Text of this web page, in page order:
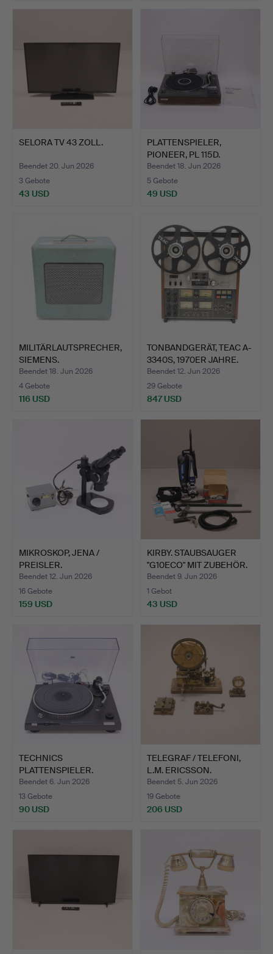
SELORA TV 43 ZOLL.
Beendet 20. Jun 2026
3 Gebote
43 USD
PLATTENSPIELER,
PIONEER, PL 115D.
Beendet 18. Jun 2026
5 Gebote
49 USD
MILITÄRLAUTSPRECHER,
SIEMENS.
Beendet 18. Jun 2026
4 Gebote
116 USD
TONBANDGERÄT, TEAC A-
3340S, 1970ER JAHRE.
Beendet 12. Jun 2026
29 Gebote
847 USD
MIKROSKOP, JENA /
PREISLER.
Beendet 12. Jun 2026
16 Gebote
159 USD
KIRBY. STAUBSAUGER
"G10ECO" MIT ZUBEHÖR.
Beendet 9. Jun 2026
1 Gebot
43 USD
TECHNICS
PLATTENSPIELER.
Beendet 6. Jun 2026
13 Gebote
90 USD
TELEGRAF / TELEFONI,
L.M. ERICSSON.
Beendet 5. Jun 2026
19 Gebote
206 USD